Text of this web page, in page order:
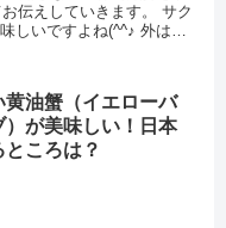
えしていきます。 サク
黄油蟹（イエローバ
）が美味しい！日本
ころは？